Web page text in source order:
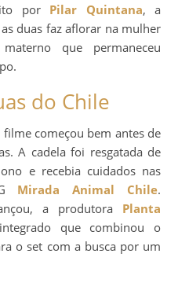
por Pilar Quintana, a
duas faz aflorar na mulher
que permaneceu
do Chile
começou bem antes de
A cadela foi resgatada de
e recebia cuidados nas
Mirada Animal Chile.
a produtora Planta
que combinou o
o set com a busca por um